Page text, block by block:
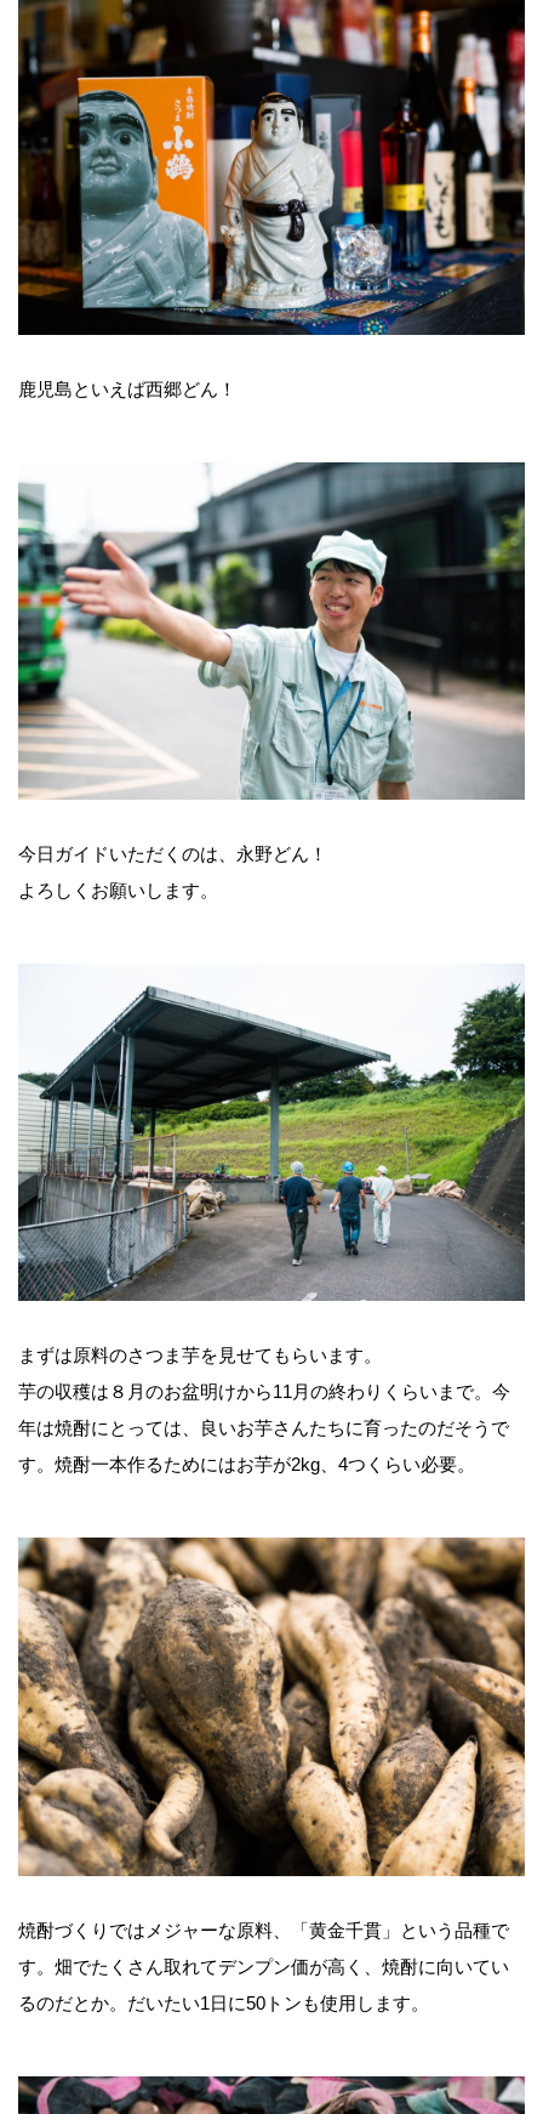
鹿児島といえば西郷どん！
今日ガイドいただくのは、永野どん！
よろしくお願いします。
まずは原料のさつま芋を見せてもらいます。
芋の収穫は８月のお盆明けから11月の終わりくらいまで。今
年は焼酎にとっては、良いお芋さんたちに育ったのだそうで
す。焼酎一本作るためにはお芋が2kg、4つくらい必要。
焼酎づくりではメジャーな原料、「黄金千貫」という品種で
す。畑でたくさん取れてデンプン価が高く、焼酎に向いてい
るのだとか。だいたい1日に50トンも使用します。